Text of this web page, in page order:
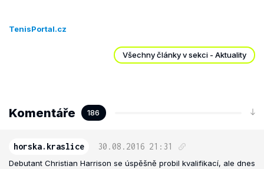
TenisPortal.cz
Všechny články v sekci - Aktuality
Komentáře 186
horska.kraslice 30.08.2016 21:31
Debutant Christian Harrison se úspěšně probil kvalifikací, ale dnes